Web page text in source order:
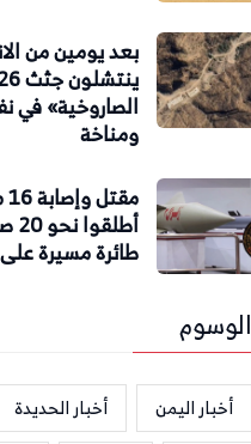
بعد يومين من
الصاروخية» في
ومناخة
طائرة مسيرة
الوسوم
أخبار اليمن أخبار الحديدة